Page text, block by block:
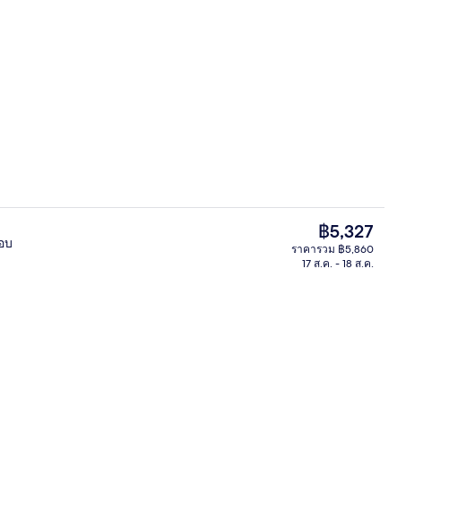
บ
ราคา
ปัจจุบัน
฿5,327
฿5,327
ราคารวม ฿5,860
17 ส.ค. - 18 ส.ค.